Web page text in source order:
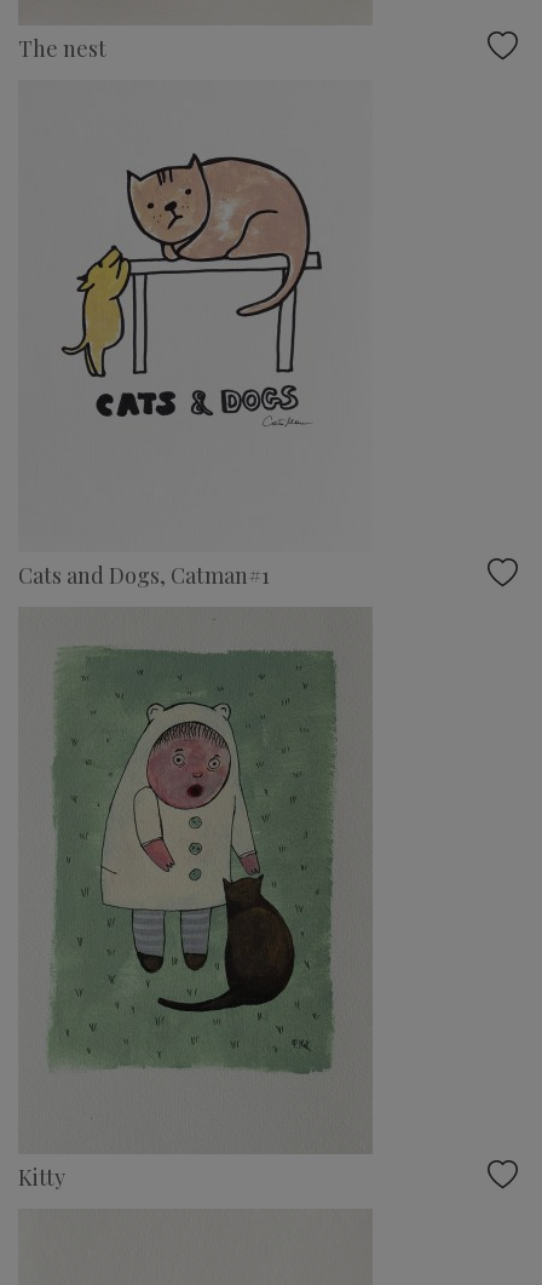
The nest
Cats and Dogs, Catman#1
Kitty